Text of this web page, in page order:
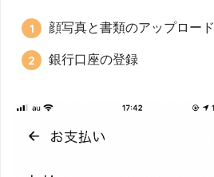
顔写真と書類のアップロード
銀行口座の登録